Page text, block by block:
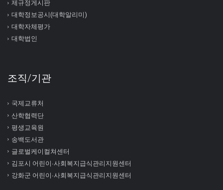
제규정게시판
대학정보공시(대학알리미)
대학자체평가
대학법인
조직/기관
국제교류처
산학협력단
평생교육원
송백도서관
글로벌케이컬쳐센터
김포시 어린이∙사회복지급식관리지원센터
강화군 어린이∙사회복지급식관리지원센터